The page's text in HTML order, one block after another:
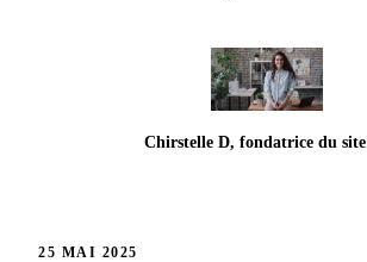
Chirstelle D, fondatrice du site
25 MAI 2025